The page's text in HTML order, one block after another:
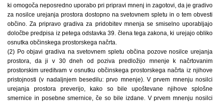
ki omogoča neposredno uporabo pri pripravi mnenj in zagotovi, da je gradivo
za nosilce urejanja prostora dostopno na svetovnem spletu in o tem obvesti
občino. Za pripravo gradiva za pridobitev mnenja se smiselno uporabljajo
določbe predpisa iz petega odstavka 39. člena tega zakona, ki urejajo obliko
osnutka občinskega prostorskega načrta.
(2) Po objavi gradiva na svetovnem spletu občina pozove nosilce urejanja
prostora, da ji v 30 dneh od poziva predložijo mnenje k načrtovanim
prostorskim ureditvam v osnutku občinskega prostorskega načrta iz njihove
pristojnosti (v nadaljnjem besedilu: prvo mnenje). V prvem mnenju nosilci
urejanja prostora preverijo, kako so bile upoštevane njihove splošne
smernice in posebne smernice, če so bile izdane. V prvem mnenju nosilci